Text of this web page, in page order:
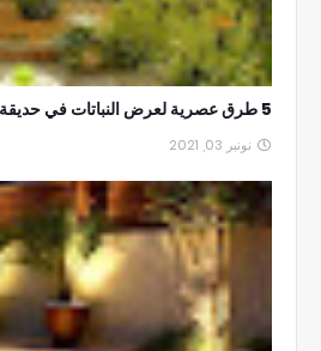
5 طرق عصرية لعرض النباتات في حديقة المنزل
نونبر 03, 2021